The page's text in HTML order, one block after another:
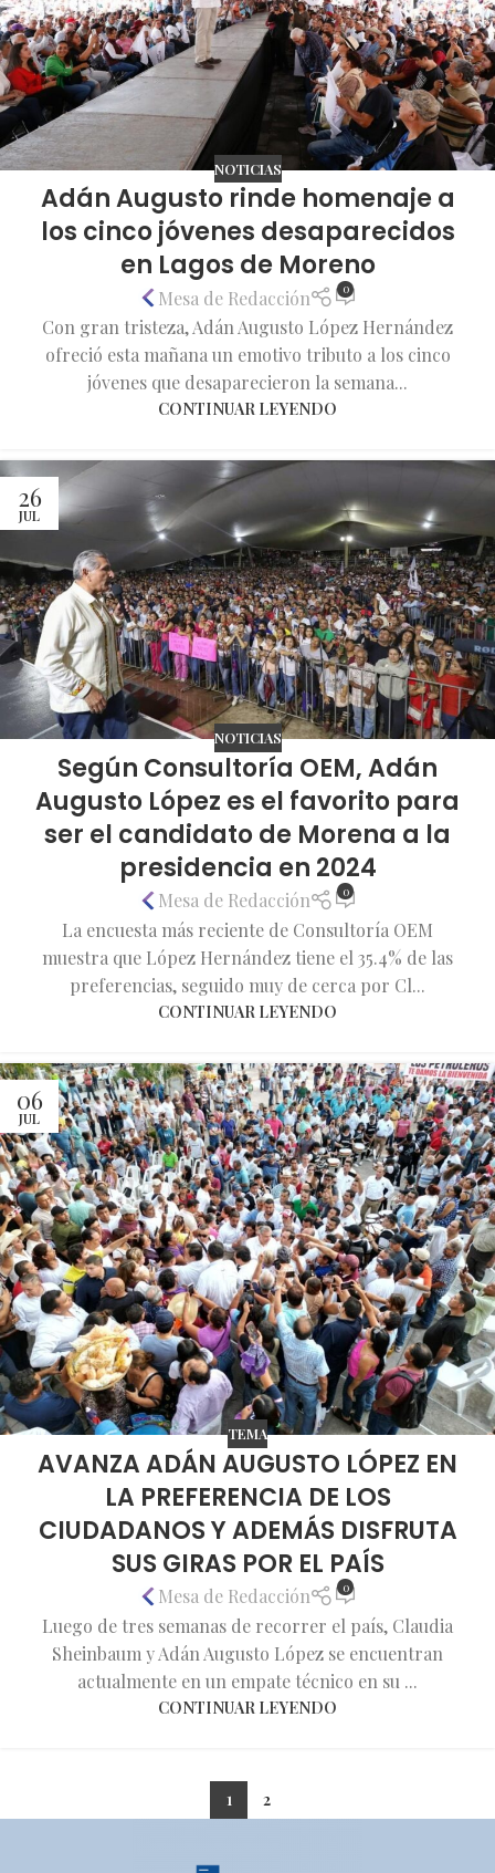
NOTICIAS
Adán Augusto rinde homenaje a
los cinco jóvenes desaparecidos
en Lagos de Moreno
Mesa de Redacción 0
Con gran tristeza, Adán Augusto López Hernández
ofreció esta mañana un emotivo tributo a los cinco
jóvenes que desaparecieron la semana...
CONTINUAR LEYENDO
26
JUL
NOTICIAS
Según Consultoría OEM, Adán
Augusto López es el favorito para
ser el candidato de Morena a la
presidencia en 2024
Mesa de Redacción 0
La encuesta más reciente de Consultoría OEM
muestra que López Hernández tiene el 35.4% de las
preferencias, seguido muy de cerca por Cl...
CONTINUAR LEYENDO
06
JUL
TEMA
AVANZA ADÁN AUGUSTO LÓPEZ EN
LA PREFERENCIA DE LOS
CIUDADANOS Y ADEMÁS DISFRUTA
SUS GIRAS POR EL PAÍS
Mesa de Redacción 0
Luego de tres semanas de recorrer el país, Claudia
Sheinbaum y Adán Augusto López se encuentran
actualmente en un empate técnico en su ...
CONTINUAR LEYENDO
1 2